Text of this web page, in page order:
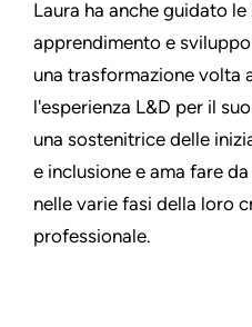
Laura ha anche guidato
apprendimento e
una trasformazione volta
l'esperienza L&D per il
una sostenitrice delle
e inclusione e ama fare
nelle varie fasi della loro
professionale.